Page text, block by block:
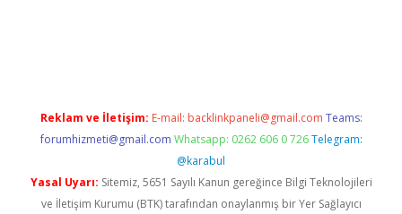
Reklam ve İletişim: E-mail: backlinkpaneli@gmail.com Teams:
forumhizmeti@gmail.com Whatsapp: 0262 606 0 726 Telegram:
@karabul
Yasal Uyarı: Sitemiz, 5651 Sayılı Kanun gereğince Bilgi Teknolojileri
ve İletişim Kurumu (BTK) tarafından onaylanmış bir Yer Sağlayıcı